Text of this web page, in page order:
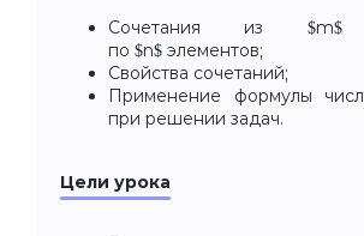
Сочетания из $m$
по $n$ элементов;
Свойства сочетаний;
Применение формулы
при решении задач.
Цели урока